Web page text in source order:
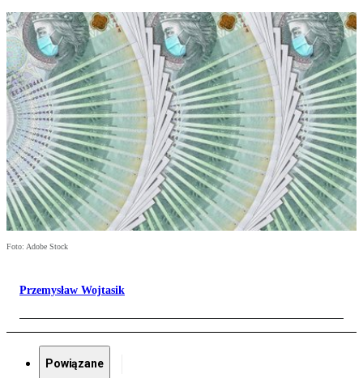
Foto: Adobe Stock
Przemysław Wojtasik
Powiązane